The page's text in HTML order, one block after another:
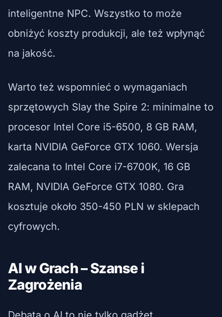
inteligentne NPC. Wszystko to może
obniżyć koszty produkcji, ale też wpłynąć
na jakość.
Warto też wspomnieć o wymaganiach
sprzętowych Slay the Spire 2: minimalne to
procesor Intel Core i5-6500, 8 GB RAM,
karta NVIDIA GeForce GTX 1060. Wersja
zalecana to Intel Core i7-6700K, 16 GB
RAM, NVIDIA GeForce GTX 1080. Gra
kosztuje około 350-450 PLN w sklepach
cyfrowych.
AI w Grach – Szanse i
Zagrożenia